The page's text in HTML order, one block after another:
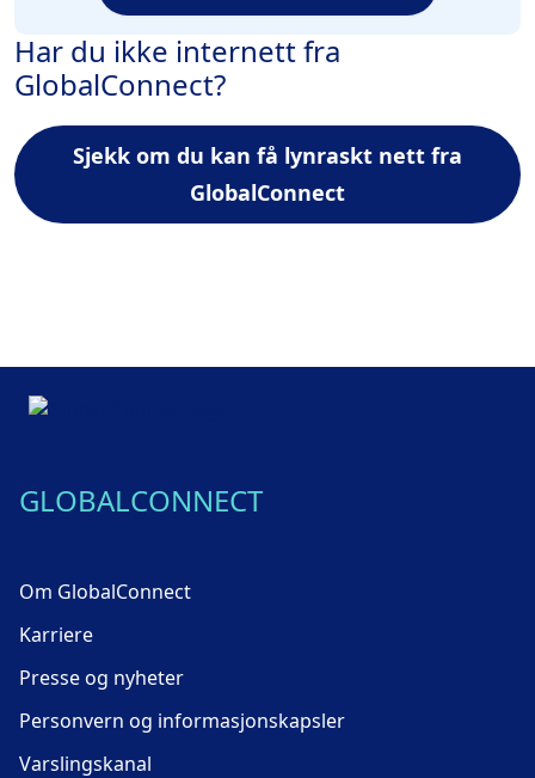
Har du ikke internett fra
GlobalConnect?
Sjekk om du kan få lynraskt nett fra
GlobalConnect
GLOBALCONNECT
Om GlobalConnect
Karriere
Presse og nyheter
Personvern og informasjonskapsler
Varslingskanal